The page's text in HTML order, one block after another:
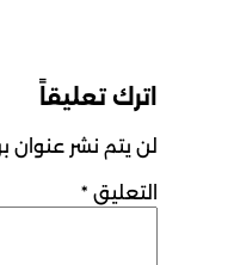
اترك تعليقاً
لن يتم نشر عنوان
التعليق *